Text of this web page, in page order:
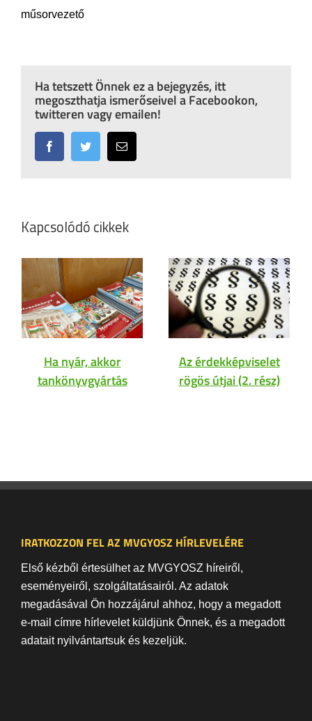
műsorvezető
Ha tetszett Önnek ez a bejegyzés, itt
megoszthatja ismerőseivel a Facebookon,
twitteren vagy emailen!
FacebookTwitter Email:
Kapcsolódó cikkek
Ha nyár, akkor
tankönyvgyártás
Az érdekképviselet
rögös útjai (2. rész)
IRATKOZZON FEL AZ MVGYOSZ HÍRLEVELÉRE
Első kézből értesülhet az MVGYOSZ híreiről,
eseményeiről, szolgáltatásairól. Az adatok
megadásával Ön hozzájárul ahhoz, hogy a megadott
e-mail címre hírlevelet küldjünk Önnek, és a megadott
adatait nyilvántartsuk és kezeljük.